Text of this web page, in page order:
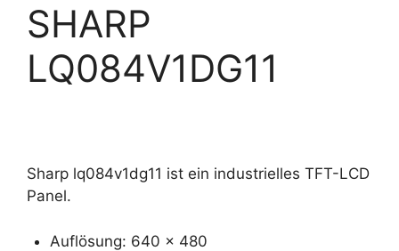
SHARP
LQ084V1DG11
Sharp lq084v1dg11 ist ein industrielles TFT-LCD
Panel.
Auflösung: 640 x 480